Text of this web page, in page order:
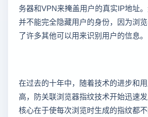
务器和VPN来掩盖用户的真实IP地址
并不能完全隐藏用户的身份，因为浏
了许多其他可以用来识别用户的信息。
在过去的十年中，随着技术的进步和
高，防关联浏览器指纹技术开始迅速
核心在于使每次浏览时生成的指纹都